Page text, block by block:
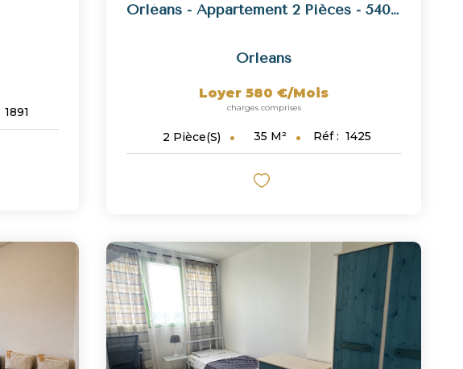
1891
Orléans - Appartement 2 Pièces - 540 € HC
Orleans
Loyer 580 €/mois
charges comprises
2 Pièce(s) 35 M² Réf : 1425